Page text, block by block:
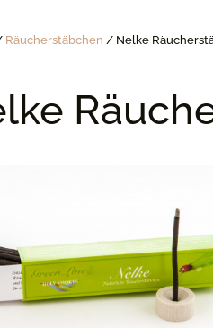
Räucherstäbchen / Nelke